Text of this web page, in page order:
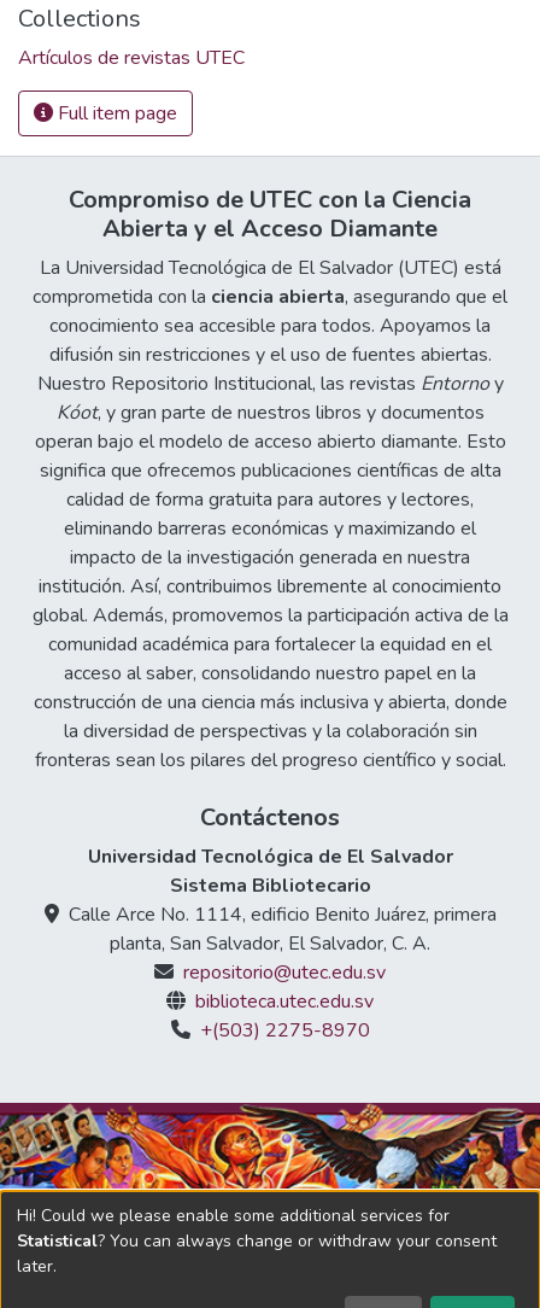
Collections
Artículos de revistas UTEC
Full item page
Compromiso de UTEC con la Ciencia
Abierta y el Acceso Diamante
La Universidad Tecnológica de El Salvador (UTEC) está
comprometida con la ciencia abierta, asegurando que el
conocimiento sea accesible para todos. Apoyamos la
difusión sin restricciones y el uso de fuentes abiertas.
Nuestro Repositorio Institucional, las revistas Entornoy
Kóot, y gran parte de nuestros libros y documentos
operan bajo el modelo de acceso abierto diamante. Esto
significa que ofrecemos publicaciones científicas de alta
calidad de forma gratuita para autores y lectores,
eliminando barreras económicas y maximizando el
impacto de la investigación generada en nuestra
institución. Así, contribuimos libremente al conocimiento
global. Además, promovemos la participación activa de la
comunidad académica para fortalecer la equidad en el
acceso al saber, consolidando nuestro papel en la
construcción de una ciencia más inclusiva y abierta, donde
la diversidad de perspectivas y la colaboración sin
fronteras sean los pilares del progreso científico y social.
Contáctenos
Universidad Tecnológica de El Salvador
Sistema Bibliotecario
Calle Arce No. 1114, edificio Benito Juárez, primera
planta, San Salvador, El Salvador, C. A.
repositorio@utec.edu.sv
biblioteca.utec.edu.sv
+(503) 2275-8970
Hi! Could we please enable some additional services for
Statistical? You can always change or withdraw your consent
later.